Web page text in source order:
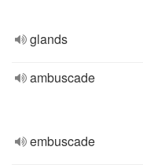
glands
ambuscade
embuscade